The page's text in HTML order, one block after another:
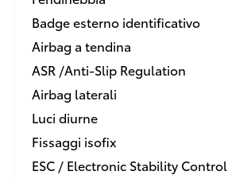
Badge esterno identificativo
Airbag a tendina
ASR /Anti-Slip Regulation
Airbag laterali
Luci diurne
Fissaggi isofix
ESC / Electronic Stability Control